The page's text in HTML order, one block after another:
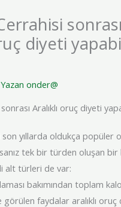
sonrası
diyeti
onder@
Aralıklı oruç diyeti
son yıllarda oldukça popüler
tek bir türden oluşan bir
alt türleri de var:
bakımından toplam
faydalar aralıklı oruç